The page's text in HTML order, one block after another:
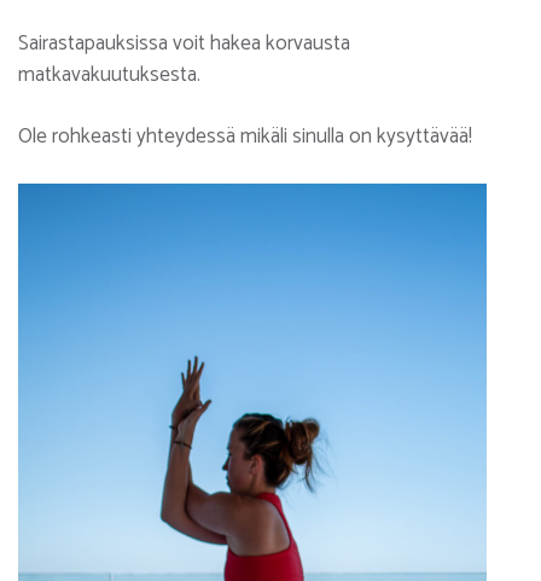
Sairastapauksissa voit hakea korvausta
matkavakuutuksesta.
Ole rohkeasti yhteydessä mikäli sinulla on kysyttävää!